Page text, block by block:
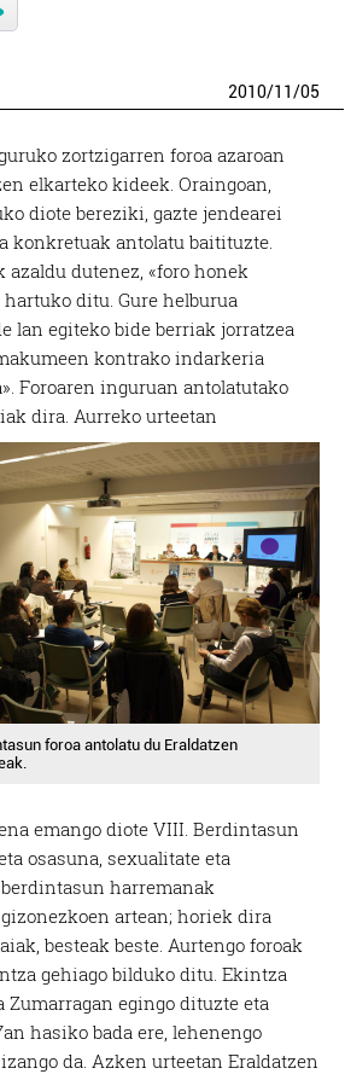
2010/11/05
zortzigarren foroa azaroan
elkarteko kideek. Oraingoan,
diote bereziki, gazte jendearei
konkretuak antolatu baitituzte.
azaldu dutenez, «foro honek
ditu. Gure helburua
lan egiteko bide berriak jorratzea
kontrako indarkeria
Foroaren inguruan antolatutako
dira.
foroa antolatu du Eraldatzen
Aurreko urteetan
emango diote VIII. Berdintasun
osasuna, sexualitate eta
harremanak
artean; horiek dira
besteak beste. Aurtengo foroak
gehiago bilduko ditu. Ekintza
egingo dituzte eta
hasiko bada ere, lehenengo
da. Azken urteetan Eraldatzen